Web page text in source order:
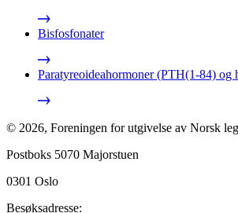
Bisfosfonater
Paratyreoideahormoner (PTH(1-84) og
© 2026, Foreningen for utgivelse av Norsk
Postboks 5070 Majorstuen
0301 Oslo
Besøksadresse: